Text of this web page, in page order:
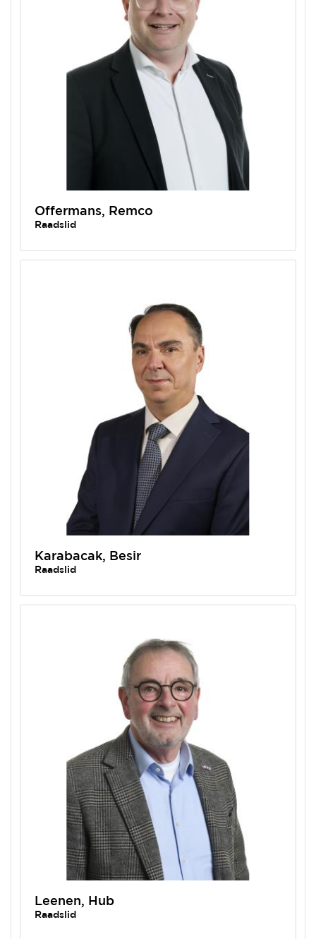
Offermans, Remco
Raadslid
Karabacak, Besir
Raadslid
Leenen, Hub
Raadslid